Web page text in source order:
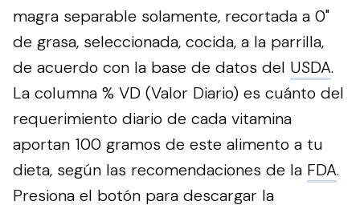
magra separable solamente, recortada a 0"
de grasa, seleccionada, cocida, a la parrilla,
de acuerdo con la base de datos del USDA.
La columna % VD (Valor Diario) es cuánto del
requerimiento diario de cada vitamina
aportan 100 gramos de este alimento a tu
dieta, según las recomendaciones de la FDA.
Presiona el botón para descargar la